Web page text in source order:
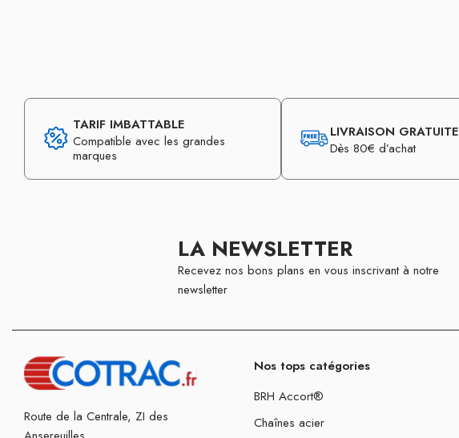
TARIF IMBATTABLE
Compatible avec les grandes
marques
LIVRAISON GRATUITE
Dès 80€ d’achat
LA NEWSLETTER
Recevez nos bons plans en vous inscrivant à notre
newsletter
Route de la Centrale, ZI des
Nos tops catégories
BRH Accort®
Chaînes acier